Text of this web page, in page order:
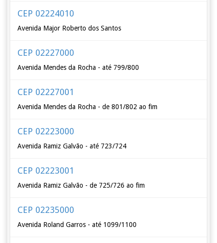
CEP 02224010
Avenida Major Roberto dos Santos
CEP 02227000
Avenida Mendes da Rocha - até 799/800
CEP 02227001
Avenida Mendes da Rocha - de 801/802 ao fim
CEP 02223000
Avenida Ramiz Galvão - até 723/724
CEP 02223001
Avenida Ramiz Galvão - de 725/726 ao fim
CEP 02235000
Avenida Roland Garros - até 1099/1100